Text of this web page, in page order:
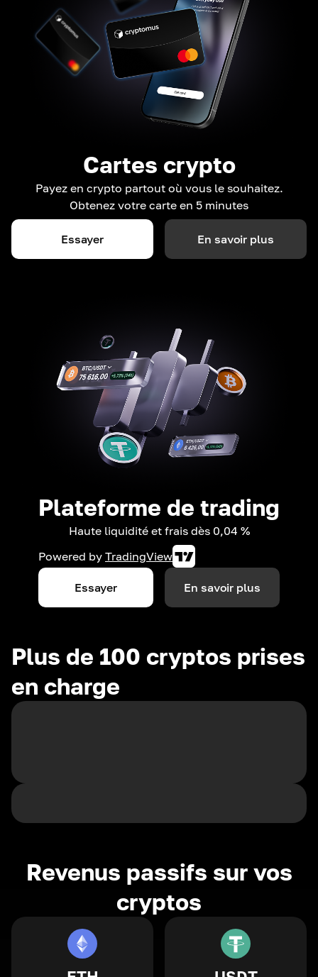
Cartes crypto
Payez en crypto partout où vous le souhaitez.
Obtenez votre carte en 5 minutes
Essayer En savoir plus
Plateforme de trading
Haute liquidité et frais dès 0,04 %
Powered by TradingView
Essayer En savoir plus
Plus de 100 cryptos prises
en charge
Revenus passifs sur vos
cryptos